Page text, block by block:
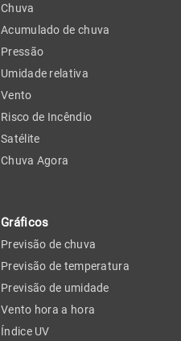
Chuva
Acumulado de chuva
Pressão
Umidade relativa
Vento
Risco de Incêndio
Satélite
Chuva Agora
Gráficos
Previsão de chuva
Previsão de temperatura
Previsão de umidade
Vento hora a hora
Índice UV